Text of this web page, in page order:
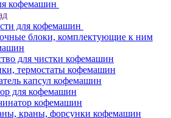
кофемашин
для кофемашин
блоки, комплектующие к ним
для чистки кофемашин
термостаты кофемашин
капсул кофемашин
для кофемашин
кофемашин
краны, форсунки кофемашин